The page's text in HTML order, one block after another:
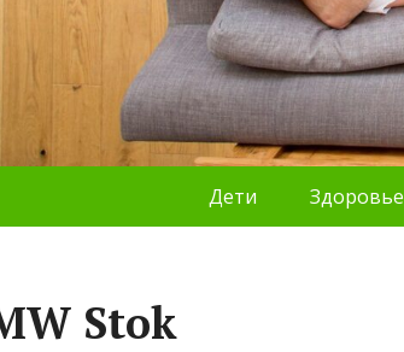
Дети Здоровье
Stok